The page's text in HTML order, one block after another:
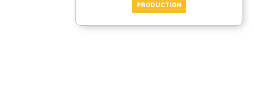
PRODUCTION